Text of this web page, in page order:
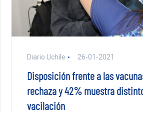
Diario Uchile 26-01-2021
Disposición frente a las
rechaza y 42% muestra
vacilación